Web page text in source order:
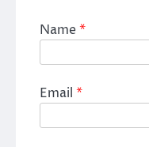
Name*
Email *